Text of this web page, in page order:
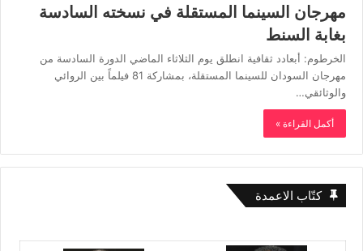
مهرجان السينما المستقلة في نسخته السادسة
بغابة السنط
الخرطوم: أبعادد ثقافية انطلق يوم الثلاثاء الماضي الدورة السادسة من
مهرجان السودان للسينما المستقلة، بمشاركة 81 فيلماً بين الروائي
والوثائقي…
أكمل القراءة »
كتّاب الاعمدة